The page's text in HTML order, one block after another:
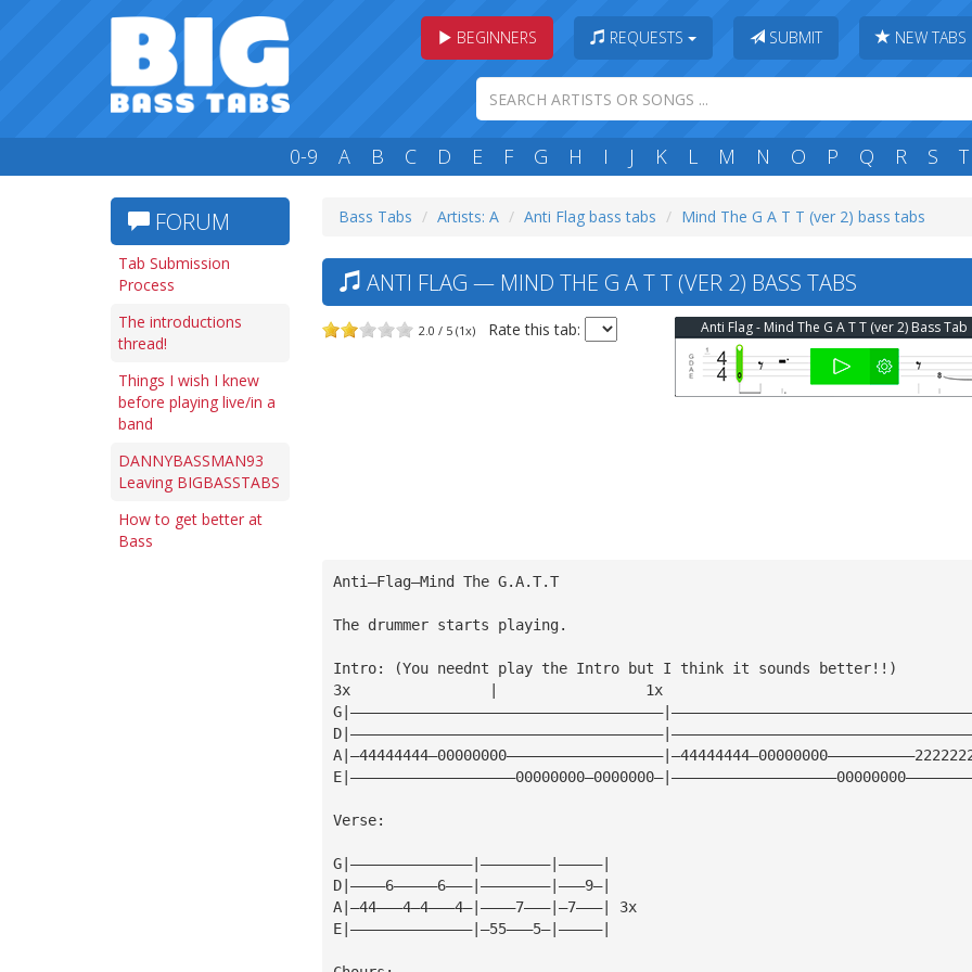
BEGINNERS REQUESTS SUBMIT NEW TABS
0-9 A B C D E F G H I J K L M N O P Q R S T
FORUM
Tab Submission
Process
The introductions
thread!
Things I wish I knew
before playing live/in a
band
DANNYBASSMAN93
Leaving BIGBASSTABS
How to get better at
Bass
Bass Tabs Artists: A Anti Flag bass tabs Mind The G A T T (ver 2) bass tabs
ANTI FLAG — MIND THE G A T T (VER 2) BASS TABS
2.0 / 5 (1x) Rate this tab: Anti Flag - Mind The G A T T (ver 2) Bass Tab
Anti—Flag—Mind The G.A.T.T
The drummer starts playing.
Intro: (You neednt play the Intro but I think it sounds better!!)
3x                |                 1x
Verse:
G|——————————————|————————|—————|
D|————6—————6———|————————|———9—|
A|—44———4—4———4—|————7———|—7———| 3x
E|——————————————|—55———5—|—————|